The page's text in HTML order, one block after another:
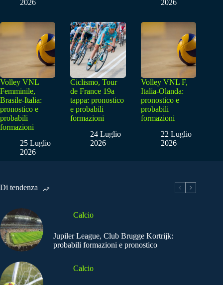
2026
2026
Volley VNL
Femminile,
Brasile-Italia:
pronostico e
probabili
formazioni
25 Luglio
2026
Ciclismo, Tour
de France 19a
tappa: pronostico
e probabili
formazioni
24 Luglio
2026
Volley VNL F,
Italia-Olanda:
pronostico e
probabili
formazioni
22 Luglio
2026
Di tendenza
Calcio
Jupiler League, Club Brugge Kortrijk:
probabili formazioni e pronostico
Calcio